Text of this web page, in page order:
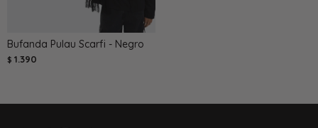
Bufanda Pulau Scarfi - Negro
$ 1.390